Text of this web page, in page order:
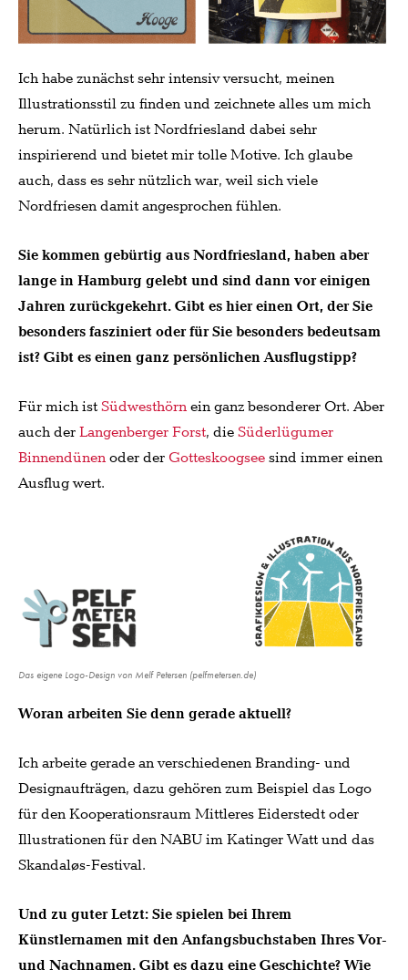
Ich habe zunächst sehr intensiv versucht, meinen
Illustrationsstil zu finden und zeichnete alles um mich
herum. Natürlich ist Nordfriesland dabei sehr
inspirierend und bietet mir tolle Motive. Ich glaube
auch, dass es sehr nützlich war, weil sich viele
Nordfriesen damit angesprochen fühlen.
Sie kommen gebürtig aus Nordfriesland, haben aber
lange in Hamburg gelebt und sind dann vor einigen
Jahren zurückgekehrt. Gibt es hier einen Ort, der Sie
besonders fasziniert oder für Sie besonders bedeutsam
ist? Gibt es einen ganz persönlichen Ausflugstipp?
Für mich istSüdwesthörnein ganz besonderer Ort. Aber
auch derLangenberger Forst, dieSüderlügumer
Binnendünenoder der Gotteskoogseesind immer einen
Ausflug wert.
Das eigene Logo-Design von Melf Petersen (pelfmetersen.de)
Woran arbeiten Sie denn gerade aktuell?
Ich arbeite gerade an verschiedenen Branding- und
Designaufträgen, dazu gehören zum Beispiel das Logo
für den Kooperationsraum Mittleres Eiderstedt oder
Illustrationen für den NABU im Katinger Watt und das
Skandaløs-Festival.
Und zu guter Letzt: Sie spielen bei Ihrem
Künstlernamen mit den Anfangsbuchstaben Ihres Vor-
und Nachnamen. Gibt es dazu eine Geschichte? Wie